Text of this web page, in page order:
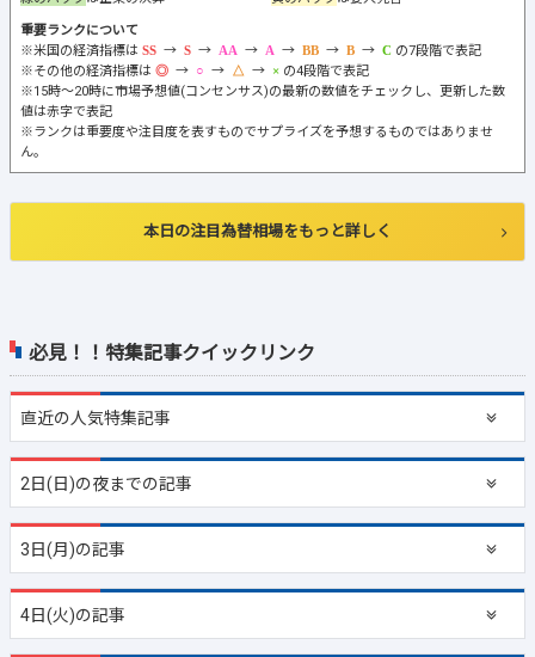
必見！！特集記事クイックリンク
直近の人気特集記事
2日(日)の夜までの記事
3日(月)の記事
4日(火)の記事
重要ランクについて
※米国の経済指標は
→ → → → → →
の7段階で表記
※その他の経済指標は
→ → →
の4段階で表記
※15時～20時に市場予想値(コンセンサス)の最新の数値をチェックし、更新した数
値は赤字で表記
※ランクは重要度や注目度を表すものでサプライズを予想するものではありませ
ん。
本日の注目為替相場をもっと詳しく